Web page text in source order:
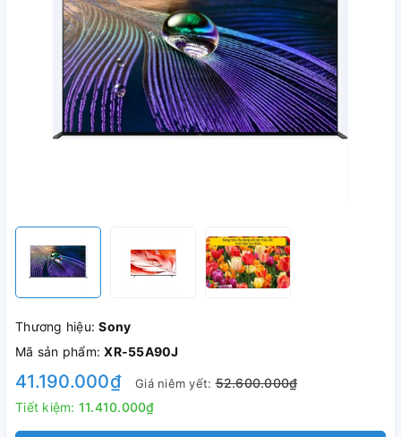
Thương hiệu:Sony
Mã sản phẩm:XR-55A90J
41.190.000₫ Giá niêm yết:52.600.000₫
Tiết kiệm: 11.410.000₫